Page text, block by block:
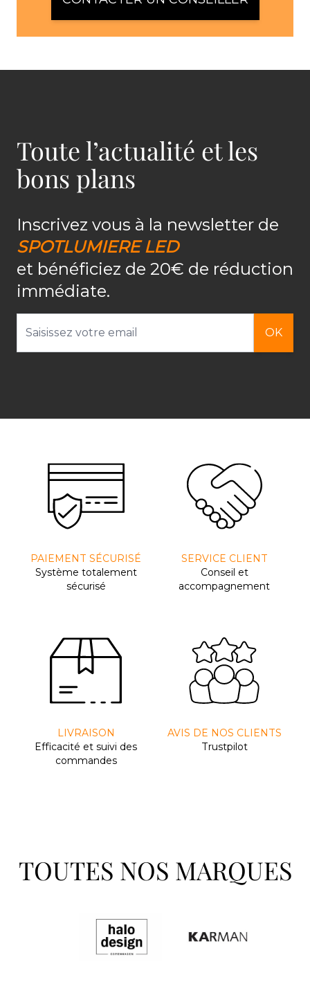
Toute l’actualité et les
bons plans
Inscrivez vous à la newsletter de
SPOTLUMIERE LED
et bénéficiez de 20€ de réduction
immédiate.
OK
PAIEMENT SÉCURISÉ
Système totalement
sécurisé
SERVICE CLIENT
Conseil et
accompagnement
LIVRAISON
Efﬁcacité et suivi des
commandes
AVIS DE NOS CLIENTS
Trustpilot
TOUTES NOS MARQUES